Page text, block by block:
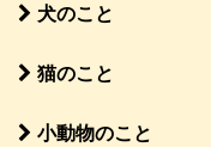
犬のこと
猫のこと
小動物のこと